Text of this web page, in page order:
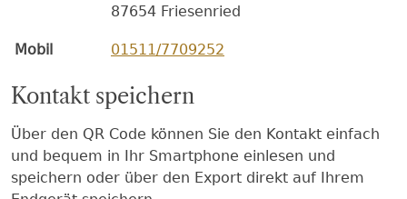
87654 Friesenried
Mobil 01511/7709252
Kontakt speichern
Über den QR Code können Sie den Kontakt einfach
und bequem in Ihr Smartphone einlesen und
speichern oder über den Export direkt auf Ihrem